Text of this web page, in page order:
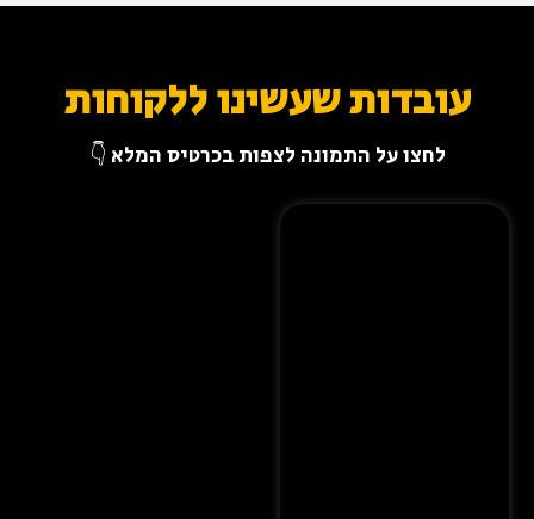
עובדות שעשינו ללקוחות
לחצו על התמונה לצפות בכרטיס המלא 👇